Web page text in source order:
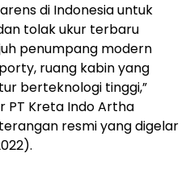
di Indonesia untuk
tolak ukur terbaru
penumpang modern
ruang kabin yang
berteknologi tinggi,”
PT Kreta Indo Artha
resmi yang digelar